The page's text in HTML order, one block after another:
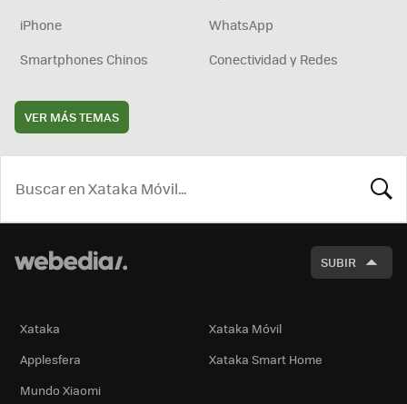
iPhone
WhatsApp
Smartphones Chinos
Conectividad y Redes
VER MÁS TEMAS
SUBIR
Xataka
Xataka Móvil
Applesfera
Xataka Smart Home
Mundo Xiaomi